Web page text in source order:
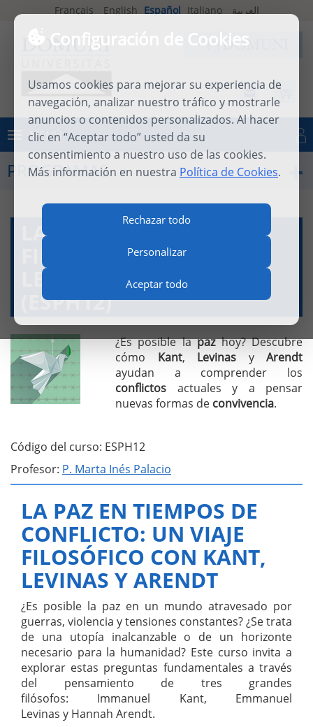
Configuración de Cookies
Usamos cookies para mejorar su experiencia de
navegación, analizar nuestro tráfico y mostrarle
anuncios o contenidos personalizados. Al hacer
clic en “Aceptar todo” usted da su
consentimiento a nuestro uso de las cookies.
Más información en nuestra Política de Cookies.
Rechazar todo
Personalizar
Aceptar todo
Français English Español Italiano العربية
MENÚ
PROGRAMAS
LA PAZ. GRAMATICAS
FILOSÓFICAS: KANT,
LEVINAS, ARENDT
(ESPH12)
¿Es posible lapazhoy? Descubre
cómo Kant, Levinas y Arendt
ayudan a comprender los
conflictos actuales y a pensar
nuevas formas de convivencia.
Código del curso: ESPH12
Profesor: P. Marta Inés Palacio
LA PAZ EN TIEMPOS DE
CONFLICTO: UN VIAJE
FILOSÓFICO CON KANT,
LEVINAS Y ARENDT
¿Es posible la paz en un mundo atravesado por
guerras, violencia y tensiones constantes? ¿Se trata
de una utopía inalcanzable o de un horizonte
necesario para la humanidad? Este curso invita a
explorar estas preguntas fundamentales a través
del pensamiento de tres grandes
filósofos: Immanuel Kant, Emmanuel
Levinas y Hannah Arendt.